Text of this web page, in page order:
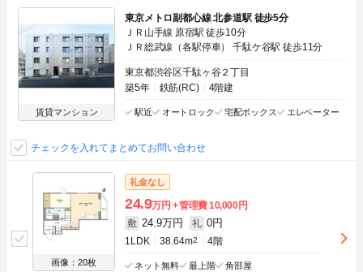
賃貸マンション
東京メトロ副都心線 北参道駅 徒歩5分
ＪＲ山手線 原宿駅 徒歩10分
ＪＲ総武線（各駅停車） 千駄ケ谷駅 徒歩11分
東京都渋谷区千駄ヶ谷２丁目
築5年
鉄筋(RC) 4階建
駅近 オートロック 宅配ボックス エレベーター
チェックを入れてまとめてお問い合わせ
画像：20枚
礼金なし
24.9万円 管理費10,000円
敷 24.9万円 礼 0円
1LDK 38.64m2 4階
ネット無料 最上階 角部屋